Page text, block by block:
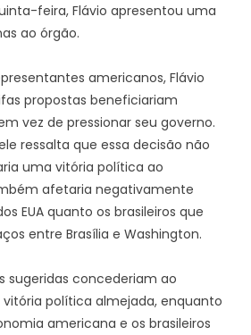
feira, Flávio apresentou uma
ao órgão.
americanos, Flávio
propostas beneficiariam
vez de pressionar seu governo.
ressalta que essa decisão não
uma vitória política ao
afetaria negativamente
EUA quanto os brasileiros que
entre Brasília e Washington.
sugeridas concederiam ao
vitória política almejada, enquanto
americana e os brasileiros